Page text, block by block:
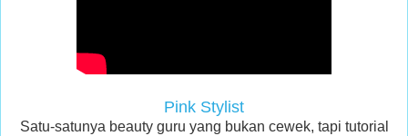
Pink Stylist
Satu-satunya beauty guru yang bukan cewek, tapi tutorial